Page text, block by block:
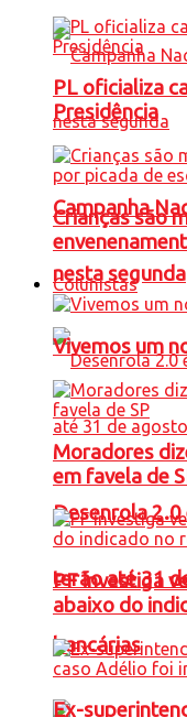
Campanha
nesta segunda
Desenrola
terão até 31
bancárias
PL oficializa
Presidência
Crianças são
Colunistas
Vivemos um
Moradores
em favela de
PF investiga
abaixo do
Ex-